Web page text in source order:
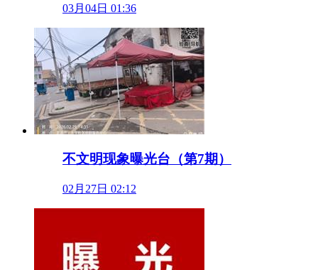
03月04日 01:36
不文明现象曝光台（第7期）
02月27日 02:12